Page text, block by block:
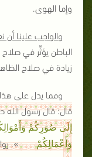
وإما الهوى.
والواجب علينا أن
الباطن يؤثِّر في
زيادة في صلاح
ومما يدل على هذا
قال: قال رسول الله
إِلَى صُوَرِكُمْ
وَأَعْمَالِكُمْ
».